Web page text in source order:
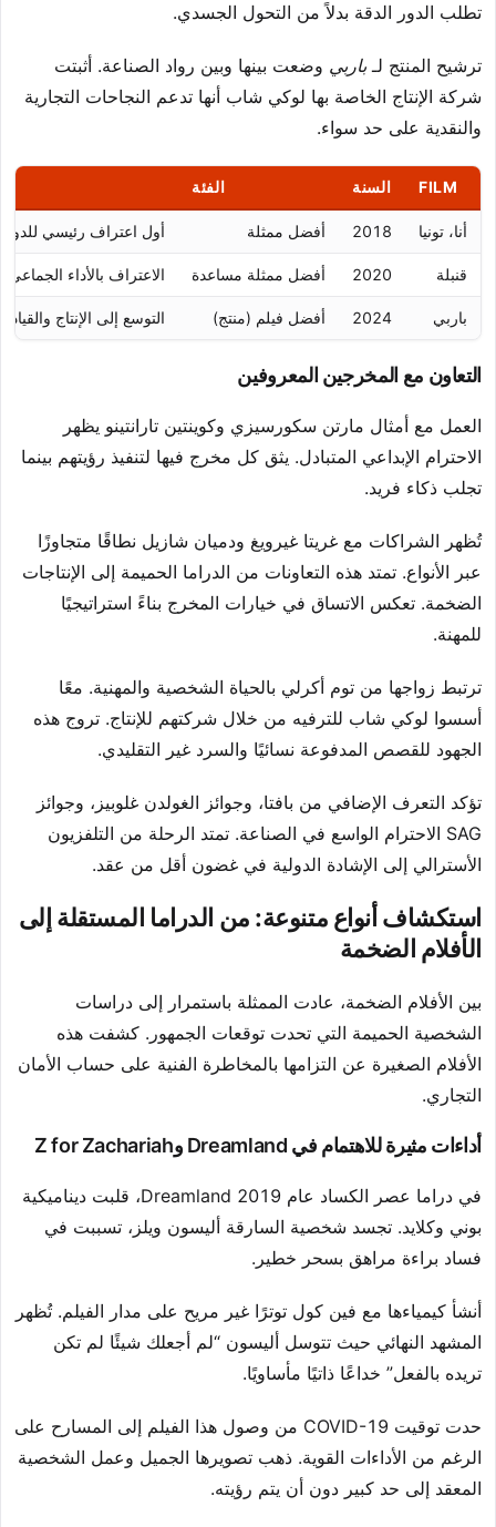
تطلب الدور الدقة بدلاً من التحول الجسدي.
ترشيح المنتج لـ باربي وضعت بينها وبين رواد الصناعة. أثبتت
شركة الإنتاج الخاصة بها لوكي شاب أنها تدعم النجاحات التجارية
والنقدية على حد سواء.
FILM السنة الفئة
أنا، تونيا 2018 أفضل ممثلة أول اعتراف رئيسي للدور
قنبلة 2020 أفضل ممثلة مساعدة الاعتراف بالأداء الجماعي
باربي 2024 أفضل فيلم (منتج) التوسع إلى الإنتاج
التعاون مع المخرجين المعروفين
العمل مع أمثال مارتن سكورسيزي وكوينتين تارانتينو يظهر
الاحترام الإبداعي المتبادل. يثق كل مخرج فيها لتنفيذ رؤيتهم بينما
تجلب ذكاء فريد.
تُظهر الشراكات مع غريتا غيرويغ ودميان شازيل نطاقًا متجاوزًا
عبر الأنواع. تمتد هذه التعاونات من الدراما الحميمة إلى الإنتاجات
الضخمة. تعكس الاتساق في خيارات المخرج بناءً استراتيجيًا
للمهنة.
ترتبط زواجها من توم أكرلي بالحياة الشخصية والمهنية. معًا
أسسوا لوكي شاب للترفيه من خلال شركتهم للإنتاج. تروج هذه
الجهود للقصص المدفوعة نسائيًا والسرد غير التقليدي.
تؤكد التعرف الإضافي من بافتا، وجوائز الغولدن غلوبيز، وجوائز
SAG الاحترام الواسع في الصناعة. تمتد الرحلة من التلفزيون
الأسترالي إلى الإشادة الدولية في غضون أقل من عقد.
استكشاف أنواع متنوعة: من الدراما المستقلة إلى
الأفلام الضخمة
بين الأفلام الضخمة، عادت الممثلة باستمرار إلى دراسات
الشخصية الحميمة التي تحدت توقعات الجمهور. كشفت هذه
الأفلام الصغيرة عن التزامها بالمخاطرة الفنية على حساب الأمان
التجاري.
أداءات مثيرة للاهتمام في Dreamland وZ for Zachariah
في دراما عصر الكساد عام 2019 Dreamland، قلبت ديناميكية
بوني وكلايد. تجسد شخصية السارقة أليسون ويلز، تسببت في
فساد براءة مراهق بسحر خطير.
أنشأ كيمياءها مع فين كول توترًا غير مريح على مدار الفيلم. تُظهر
المشهد النهائي حيث تتوسل أليسون “لم أجعلك شيئًا لم تكن
تريده بالفعل” خداعًا ذاتيًا مأساويًا.
حدت توقيت COVID-19 من وصول هذا الفيلم إلى المسارح على
الرغم من الأداءات القوية. ذهب تصويرها الجميل وعمل الشخصية
المعقد إلى حد كبير دون أن يتم رؤيته.